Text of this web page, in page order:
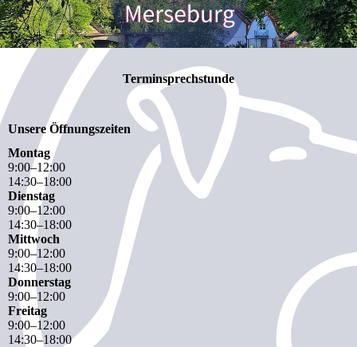
Terminsprechstunde
Unsere Öffnungszeiten
Montag
9:00–12:00
14:30–18:00
Dienstag
9:00–12:00
14:30–18:00
Mittwoch
9:00–12:00
14:30–18:00
Donnerstag
9:00–12:00
Freitag
9:00–12:00
14:30–18:00